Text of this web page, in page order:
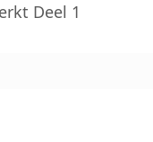
Deel 1